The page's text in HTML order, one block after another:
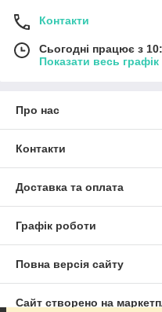
Контакти
Сьогодні працює з
Показати весь
Про нас
Контакти
Доставка та оплата
Графік роботи
Повна версія сайту
Сайт створено на